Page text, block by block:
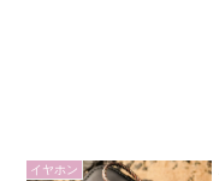
イヤホン